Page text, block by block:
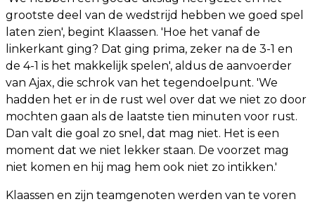
grootste deel van de wedstrijd hebben we goed spel
laten zien', begint Klaassen. 'Hoe het vanaf de
linkerkant ging? Dat ging prima, zeker na de 3-1 en
de 4-1 is het makkelijk spelen', aldus de aanvoerder
van Ajax, die schrok van het tegendoelpunt. 'We
hadden het er in de rust wel over dat we niet zo door
mochten gaan als de laatste tien minuten voor rust.
Dan valt die goal zo snel, dat mag niet. Het is een
moment dat we niet lekker staan. De voorzet mag
niet komen en hij mag hem ook niet zo intikken.'
Klaassen en zijn teamgenoten werden van te voren